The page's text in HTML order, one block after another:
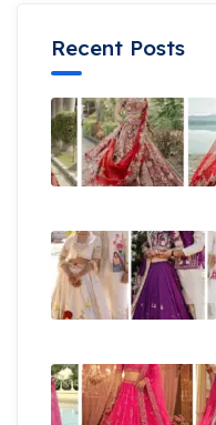
Recent Posts